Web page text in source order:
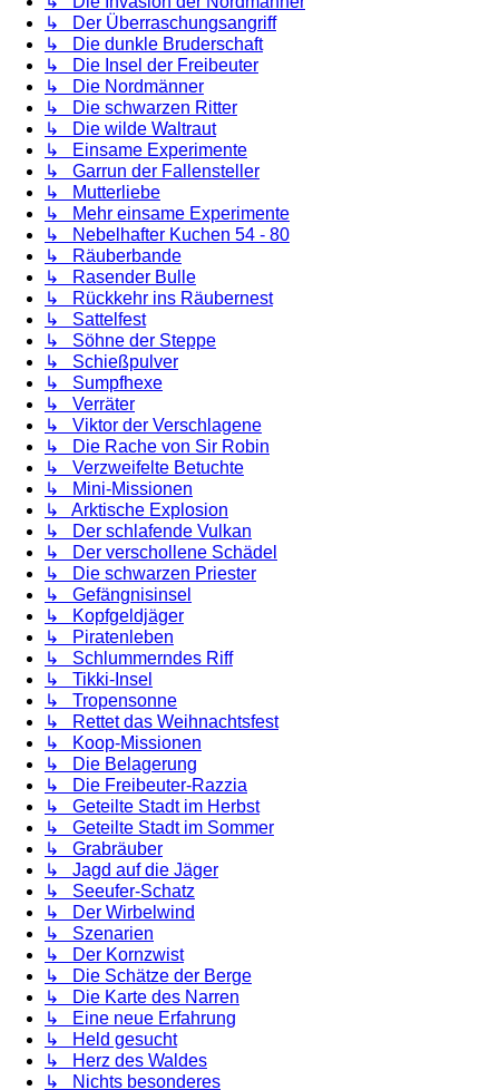
↳ Der Überraschungsangriff
↳ Die dunkle Bruderschaft
↳ Die Insel der Freibeuter
↳ Die Nordmänner
↳ Die schwarzen Ritter
↳ Die wilde Waltraut
↳ Einsame Experimente
↳ Garrun der Fallensteller
↳ Mutterliebe
↳ Mehr einsame Experimente
↳ Nebelhafter Kuchen 54 - 80
↳ Räuberbande
↳ Rasender Bulle
↳ Rückkehr ins Räubernest
↳ Sattelfest
↳ Söhne der Steppe
↳ Schießpulver
↳ Sumpfhexe
↳ Verräter
↳ Viktor der Verschlagene
↳ Die Rache von Sir Robin
↳ Verzweifelte Betuchte
↳ Mini-Missionen
↳ Arktische Explosion
↳ Der schlafende Vulkan
↳ Der verschollene Schädel
↳ Die schwarzen Priester
↳ Gefängnisinsel
↳ Kopfgeldjäger
↳ Piratenleben
↳ Schlummerndes Riff
↳ Tikki-Insel
↳ Tropensonne
↳ Rettet das Weihnachtsfest
↳ Koop-Missionen
↳ Die Belagerung
↳ Die Freibeuter-Razzia
↳ Geteilte Stadt im Herbst
↳ Geteilte Stadt im Sommer
↳ Grabräuber
↳ Jagd auf die Jäger
↳ Seeufer-Schatz
↳ Der Wirbelwind
↳ Szenarien
↳ Der Kornzwist
↳ Die Schätze der Berge
↳ Die Karte des Narren
↳ Eine neue Erfahrung
↳ Held gesucht
↳ Herz des Waldes
↳ Nichts besonderes